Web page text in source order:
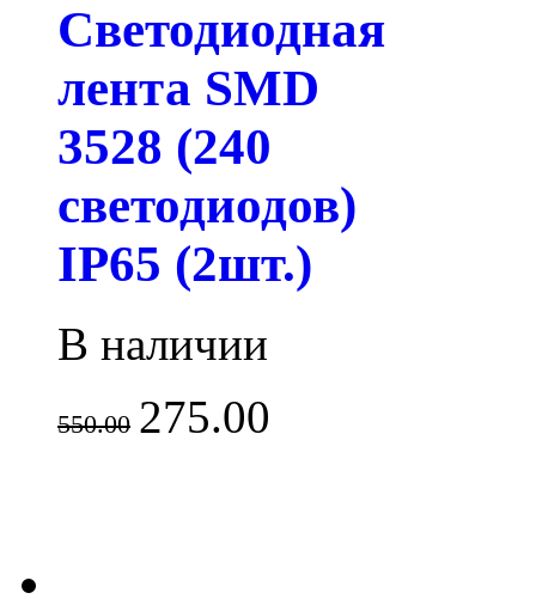
Светодиодная
лента SMD
3528 (240
светодиодов)
IP65 (2шт.)
В наличии
550.00 275.00